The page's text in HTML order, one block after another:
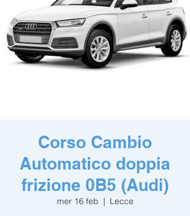
Corso Cambio
Automatico doppia
frizione 0B5 (Audi)
mer 16 feb
  |
Lecce